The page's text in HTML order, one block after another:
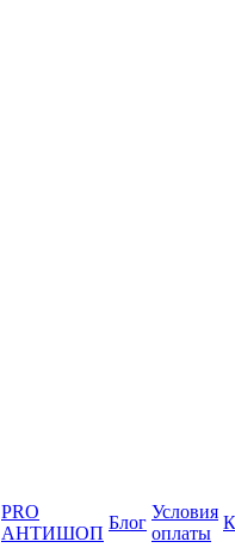
PRO
АНТИШОП
Блог
Условия
оплаты